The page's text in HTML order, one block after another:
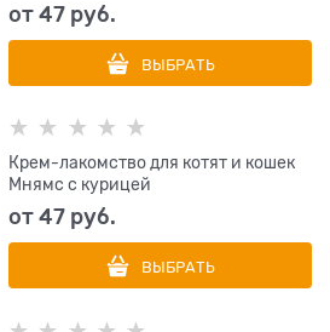
от47 руб.
ВЫБРАТЬ
Крем-лакомство для котят и кошек
Мнямс с курицей
от47 руб.
ВЫБРАТЬ